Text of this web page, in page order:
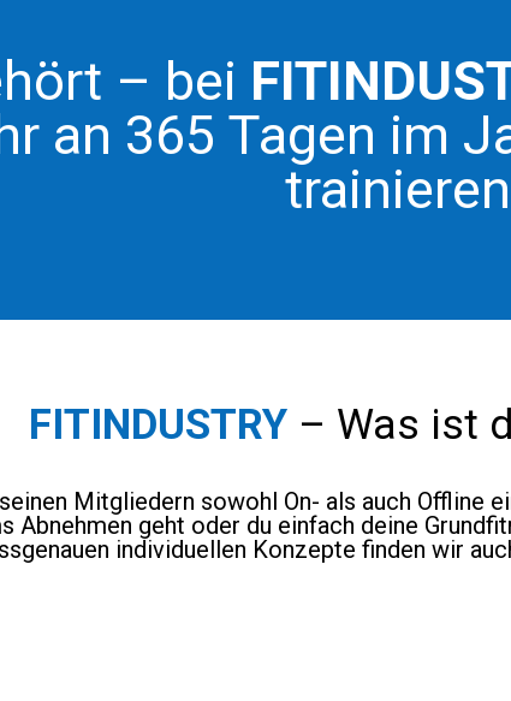
– bei
an 365 Tagen im
FITINDUSTRY – Was ist
Mitgliedern sowohl On- als auch Offline
Abnehmen geht oder du einfach deine
individuellen Konzepte finden wir